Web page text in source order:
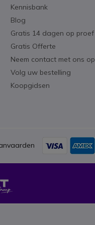
Kennisbank
Blog
Gratis 14 dagen op proef
Gratis Offerte
Neem contact met ons op
Volg uw bestelling
Koopgidsen